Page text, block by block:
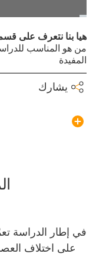
هيا بنا نتعرف على قسم
من هو المناسب
المفيدة
يشارك
في إطار الدراسة
على اختلاف